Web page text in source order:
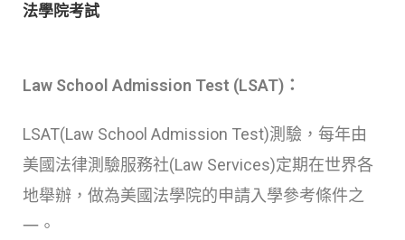
法學院考試
Law School Admission Test (LSAT)：
LSAT(Law School Admission Test)測驗，每年由
美國法律測驗服務社(Law Services)定期在世界各
地舉辦，做為美國法學院的申請入學參考條件之
一。